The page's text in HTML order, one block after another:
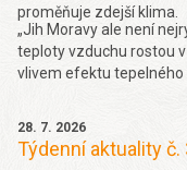
proměňuje zdejší klima.
„Jih Moravy ale není
teploty vzduchu rostou
vlivem efektu
období 1961-2019), a
(0,27 °C za 10 let v
28. 7. 2026
Týdenní aktuality